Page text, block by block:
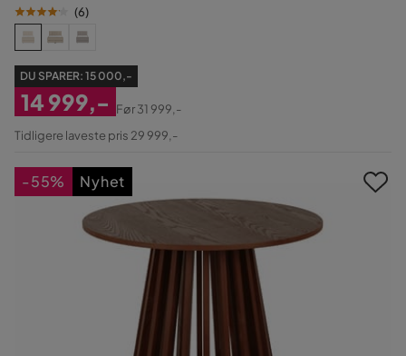
(6)
DU SPARER: 15 000,-
Nedsatt
14 999,-
Original
Før31 999,-
Tidligere laveste pris 29 999,-
-55% Nyhet